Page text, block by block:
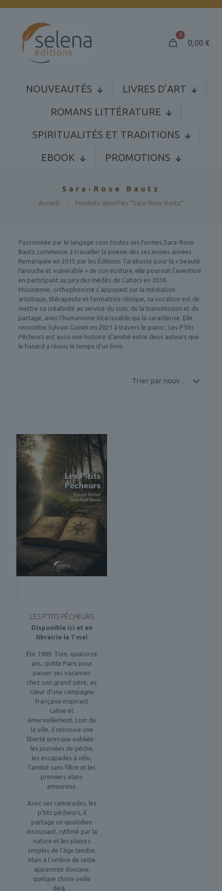
0
0,00€
NOUVEAUTÉS
LIVRES D’ART
ROMANS LITTÉRATURE
SPIRITUALITÉS ET TRADITIONS
EBOOK
PROMOTIONS
Sara-Rose Bautz
Accueil Produits identifiés “Sara-Rose Bautz”
Passionnée par le langage sous toutes ses formes,Sara-Rose
Bautz commence à travailler la poésie dès ses jeunes années.
Remarquée en 2015 par les Éditions Tarabuste pour la « beauté
farouche et vulnérable » de son écriture, elle poursuit l’aventure
en participant au jury des Inédits de Cahors en 2016.
Musicienne, orthophoniste s’appuyant sur la médiation
artistique, thérapeute et formatrice clinique, sa vocation est de
mettre sa créativité au service du soin, de la transmission et du
partage, avec l’humanisme intarissable qui la caractérise. Elle
rencontre Sylvain Guinet en 2021 à travers le piano ; Les P’tits
Pêcheurs est aussi une histoire d’amitié entre deux auteurs que
le hasard a réunis le temps d’un livre.
LES P’TITS PÊCHEURS
Disponible ici et en
librairie le 7 mai
Été 1989. Tom, quatorze
ans, quitte Paris pour
passer ses vacances
chez son grand-père, au
cœur d’une campagne
française inspirant
calme et
émerveillement. Loin de
la ville, il retrouve une
liberté presque oubliée :
les journées de pêche,
les escapades à vélo,
l’amitié sans filtre et les
premiers élans
amoureux.
Avec ses camarades, les
p’tits pêcheurs, il
partage un quotidien
insouciant, rythmé par la
nature et les plaisirs
simples de l’âge tendre.
Mais à l’ombre de cette
apparente douceur,
quelque chose veille
déjà…